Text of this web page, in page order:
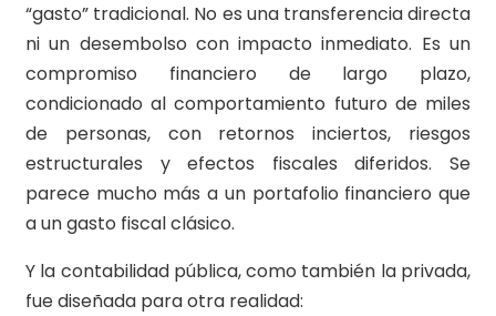
“gasto” tradicional. No es una transferencia directa
ni un desembolso con impacto inmediato. Es un
compromiso financiero de largo plazo,
condicionado al comportamiento futuro de miles
de personas, con retornos inciertos, riesgos
estructurales y efectos fiscales diferidos. Se
parece mucho más a un portafolio financiero que
a un gasto fiscal clásico.
Y la contabilidad pública, como también la privada,
fue diseñada para otra realidad: